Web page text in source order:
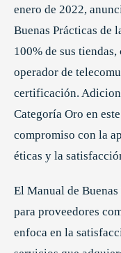
enero de 2022,
Buenas Prácticas de
100% de sus
operador de
certificación.
Categoría Oro en
compromiso con la
éticas y la
El Manual de
para proveedores
enfoca en la